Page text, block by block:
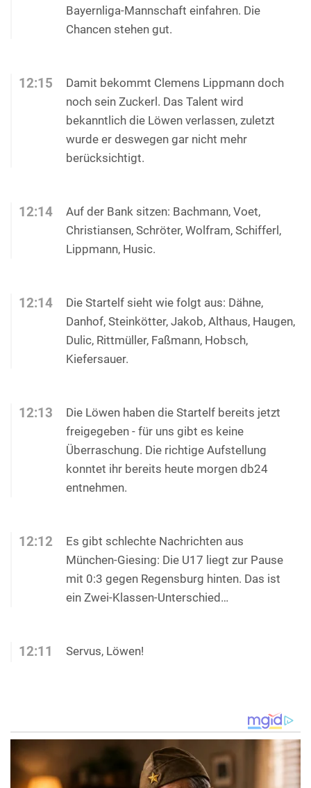
Bayernliga-Mannschaft einfahren. Die
Chancen stehen gut.
12:15
Damit bekommt Clemens Lippmann doch
noch sein Zuckerl. Das Talent wird
bekanntlich die Löwen verlassen, zuletzt
wurde er deswegen gar nicht mehr
berücksichtigt.
12:14
Auf der Bank sitzen: Bachmann, Voet,
Christiansen, Schröter, Wolfram, Schifferl,
Lippmann, Husic.
12:14
Die Startelf sieht wie folgt aus: Dähne,
Danhof, Steinkötter, Jakob, Althaus, Haugen,
Dulic, Rittmüller, Faßmann, Hobsch,
Kiefersauer.
12:13
Die Löwen haben die Startelf bereits jetzt
freigegeben - für uns gibt es keine
Überraschung. Die richtige Aufstellung
konntet ihr bereits heute morgen db24
entnehmen.
12:12
Es gibt schlechte Nachrichten aus
München-Giesing: Die U17 liegt zur Pause
mit 0:3 gegen Regensburg hinten. Das ist
ein Zwei-Klassen-Unterschied…
12:11 Servus, Löwen!